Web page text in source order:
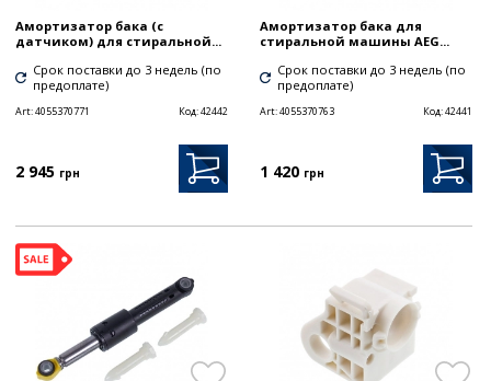
Амортизатор бака (с
датчиком) для стиральной...
Срок поставки до 3 недель (по
предоплате)
Art:4055370771 Код:42442
2 945 грн
Амортизатор бака для
стиральной машины AEG...
Срок поставки до 3 недель (по
предоплате)
Art:4055370763 Код:42441
1 420 грн